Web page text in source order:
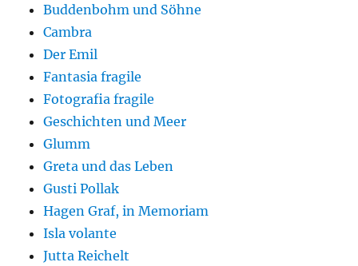
Buddenbohm und Söhne
Cambra
Der Emil
Fantasia fragile
Fotografia fragile
Geschichten und Meer
Glumm
Greta und das Leben
Gusti Pollak
Hagen Graf, in Memoriam
Isla volante
Jutta Reichelt